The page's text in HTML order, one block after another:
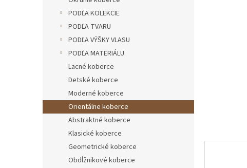
PODĽA KOLEKCIE
PODĽA TVARU
PODĽA VÝŠKY VLASU
PODĽA MATERIÁLU
Lacné koberce
Detské koberce
Moderné koberce
Orientálne koberce
Abstraktné koberce
Klasické koberce
Geometrické koberce
Obdĺžnikové koberce